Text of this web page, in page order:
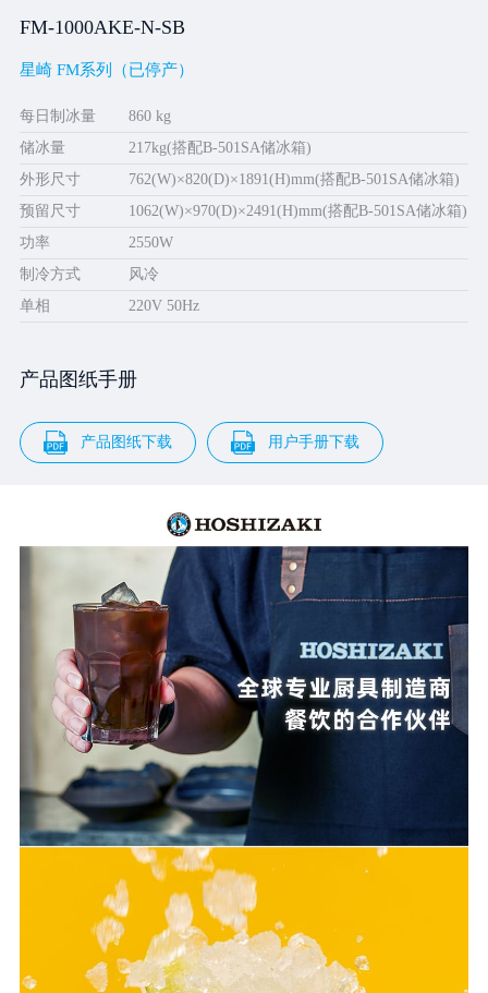
FM-1000AKE-N-SB
星崎 FM系列（已停产）
每日制冰量
860 kg
储冰量
217kg(搭配B-501SA储冰箱)
外形尺寸
762(W)×820(D)×1891(H)mm(搭配B-501SA储冰箱)
预留尺寸
1062(W)×970(D)×2491(H)mm(搭配B-501SA储冰箱)
功率
2550W
制冷方式
风冷
单相
220V 50Hz
产品图纸手册
产品图纸下载 用户手册下载